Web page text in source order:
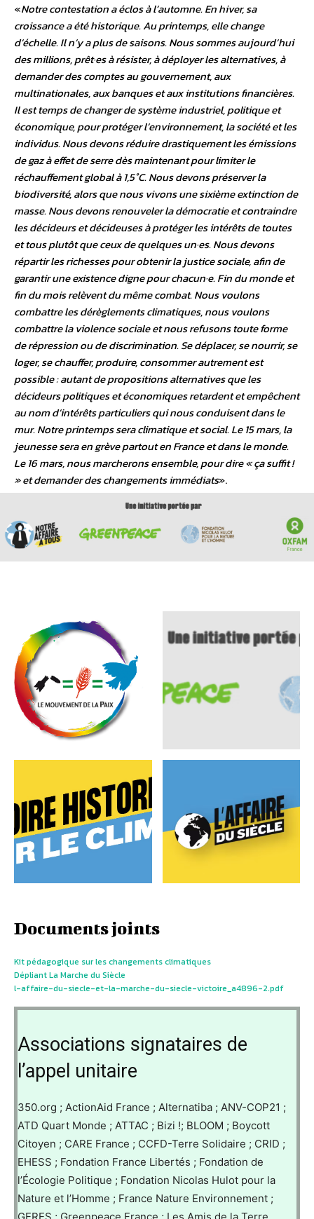
«Notre contestation a éclos à l’automne. En hiver, sa
croissance a été historique. Au printemps, elle change
d’échelle. Il n’y a plus de saisons. Nous sommes aujourd’hui
des millions, prêt·es à résister, à déployer les alternatives, à
demander des comptes au gouvernement, aux
multinationales, aux banques et aux institutions financières.
Il est temps de changer de système industriel, politique et
économique, pour protéger l’environnement, la société et les
individus. Nous devons réduire drastiquement les émissions
de gaz à effet de serre dès maintenant pour limiter le
réchauffement global à 1,5°C. Nous devons préserver la
biodiversité, alors que nous vivons une sixième extinction de
masse. Nous devons renouveler la démocratie et contraindre
les décideurs et décideuses à protéger les intérêts de toutes
et tous plutôt que ceux de quelques un·es. Nous devons
répartir les richesses pour obtenir la justice sociale, afin de
garantir une existence digne pour chacun·e. Fin du monde et
fin du mois relèvent du même combat. Nous voulons
combattre les dérèglements climatiques, nous voulons
combattre la violence sociale et nous refusons toute forme
de répression ou de discrimination. Se déplacer, se nourrir, se
loger, se chauffer, produire, consommer autrement est
possible : autant de propositions alternatives que les
décideurs politiques et économiques retardent et empêchent
au nom d’intérêts particuliers qui nous conduisent dans le
mur. Notre printemps sera climatique et social. Le 15 mars, la
jeunesse sera en grève partout en France et dans le monde.
Le 16 mars, nous marcherons ensemble, pour dire « ça suffit !
» et demander des changements immédiats».
Documents joints
Kit pédagogique sur les changements climatiques
Dépliant La Marche du Siècle
l-affaire-du-siecle-et-la-marche-du-siecle-victoire_a4896-2.pdf
Associations signataires de
l’appel unitaire
350.org ; ActionAid France ; Alternatiba ; ANV-COP21 ;
ATD Quart Monde ; ATTAC ; Bizi !; BLOOM ; Boycott
Citoyen ; CARE France ; CCFD-Terre Solidaire ; CRID ;
EHESS ; Fondation France Libertés ; Fondation de
l’Écologie Politique ; Fondation Nicolas Hulot pour la
Nature et l’Homme ; France Nature Environnement ;